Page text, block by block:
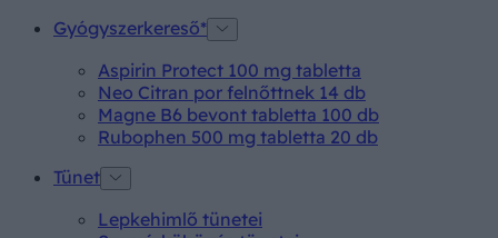
Gyógyszerkereső*
Aspirin Protect 100 mg tabletta
Neo Citran por felnőttnek 14 db
Magne B6 bevont tabletta 100 db
Rubophen 500 mg tabletta 20 db
Tünet
Lepkehimlő tünetei